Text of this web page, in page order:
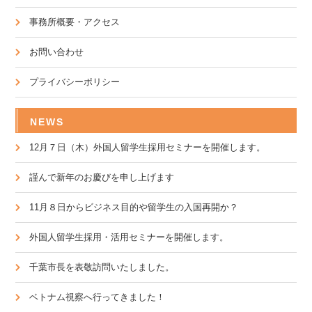
事務所概要・アクセス
お問い合わせ
プライバシーポリシー
NEWS
12月７日（木）外国人留学生採用セミナーを開催します。
謹んで新年のお慶びを申し上げます
11月８日からビジネス目的や留学生の入国再開か？
外国人留学生採用・活用セミナーを開催します。
千葉市長を表敬訪問いたしました。
ベトナム視察へ行ってきました！